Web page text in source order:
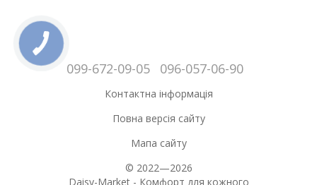
099-672-09-05 096-057-06-90
Контактна інформація
Повна версія сайту
Мапа сайту
© 2022—2026
Daisy-Market - Комфорт для кожного